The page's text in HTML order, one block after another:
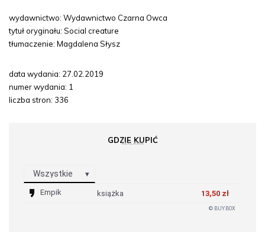
wydawnictwo: Wydawnictwo Czarna Owca
tytuł oryginału: Social creature
tłumaczenie: Magdalena Słysz
data wydania: 27.02.2019
numer wydania: 1
liczba stron: 336
GDZIE KUPIĆ
REKLAMA
Wszystkie
Empik książka 13,50 zł
© BUY.BOX